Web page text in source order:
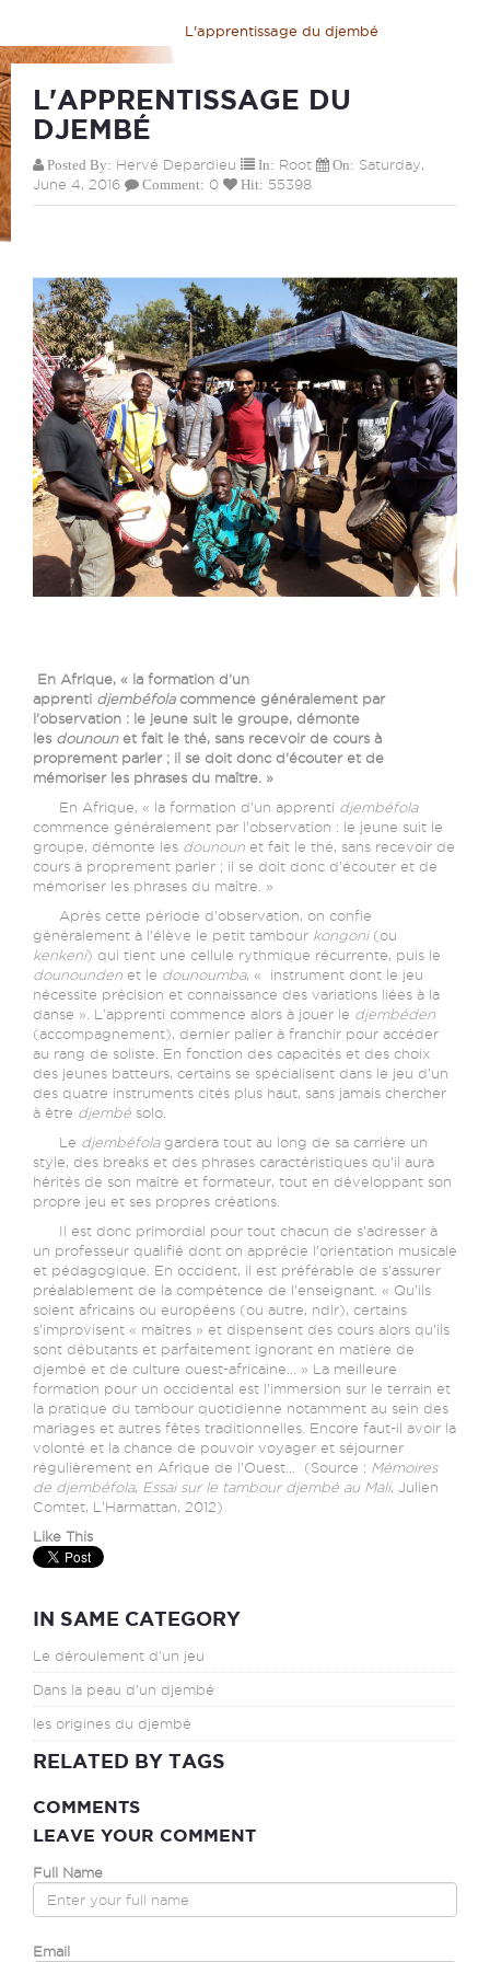
L'apprentissage du djembé
L'APPRENTISSAGE DU
DJEMBÉ
Posted By: Hervé Depardieu In: Root On: Saturday,
June 4, 2016
Comment: 0 Hit: 55398
En Afrique, « la formation d’un
apprenti djembéfola commence généralement par
l’observation : le jeune suit le groupe, démonte
les dounoun et fait le thé, sans recevoir de cours à
proprement parler ; il se doit donc d’écouter et de
mémoriser les phrases du maître. »
En Afrique, « la formation d’un apprenti djembéfola
commence généralement par l’observation : le jeune suit le
groupe, démonte les dounoun et fait le thé, sans recevoir de
cours à proprement parler ; il se doit donc d’écouter et de
mémoriser les phrases du maître. »
Après cette période d’observation, on confie
généralement à l’élève le petit tambour kongoni(ou
kenkeni) qui tient une cellule rythmique récurrente, puis le
dounounden et le dounoumba, « instrument dont le jeu
nécessite précision et connaissance des variations liées à la
danse ». L’apprenti commence alors à jouer le djembéden
(accompagnement), dernier palier à franchir pour accéder
au rang de soliste. En fonction des capacités et des choix
des jeunes batteurs, certains se spécialisent dans le jeu d’un
des quatre instruments cités plus haut, sans jamais chercher
à être djembé solo.
Le djembéfolagardera tout au long de sa carrière un
style, des breaks et des phrases caractéristiques qu’il aura
hérités de son maître et formateur, tout en développant son
propre jeu et ses propres créations.
Il est donc primordial pour tout chacun de s’adresser à
un professeur qualifié dont on apprécie l’orientation musicale
et pédagogique. En occident, il est préférable de s’assurer
préalablement de la compétence de l’enseignant. « Qu’ils
soient africains ou européens (ou autre, ndlr), certains
s’improvisent « maîtres » et dispensent des cours alors qu’ils
sont débutants et parfaitement ignorant en matière de
djembé et de culture ouest-africaine… » La meilleure
formation pour un occidental est l’immersion sur le terrain et
la pratique du tambour quotidienne notamment au sein des
mariages et autres fêtes traditionnelles. Encore faut-il avoir la
volonté et la chance de pouvoir voyager et séjourner
régulièrement en Afrique de l’Ouest… (Source : Mémoires
de djembéfola, Essai sur le tambour djembé au Mali, Julien
Comtet, L’Harmattan, 2012)
Like This
IN SAME CATEGORY
Le déroulement d'un jeu
Dans la peau d'un djembé
les origines du djembé
RELATED BY TAGS
COMMENTS
LEAVE YOUR COMMENT
Full Name
Email